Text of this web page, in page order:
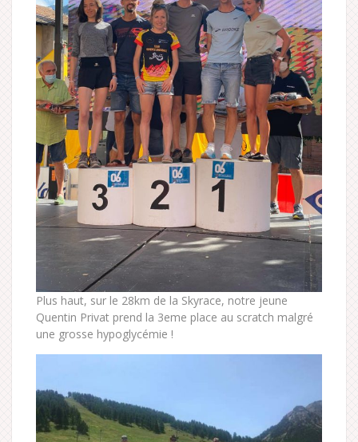
Plus haut, sur le 28km de la Skyrace, notre jeune
Quentin Privat prend la 3eme place au scratch malgré
une grosse hypoglycémie !